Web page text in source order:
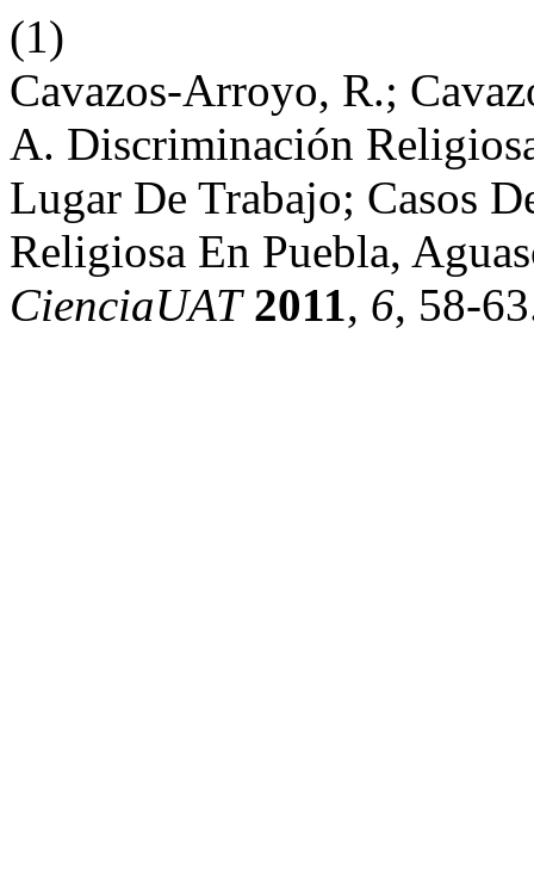
(1)
Cavazos-Arroyo, R.;
A. Discriminación
Lugar De Trabajo; Casos
Religiosa En Puebla,
CienciaUAT 2011, 6, 58-